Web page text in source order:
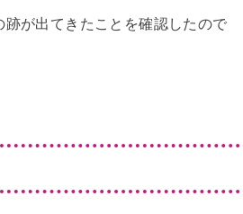
が出てきたことを確認したので